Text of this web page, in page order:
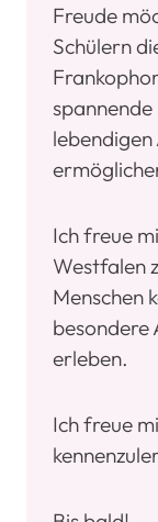
Freude
Schülern
spannende
lebendigen
Ich freue
Westfalen
Menschen
besondere
erleben.
Ich freue